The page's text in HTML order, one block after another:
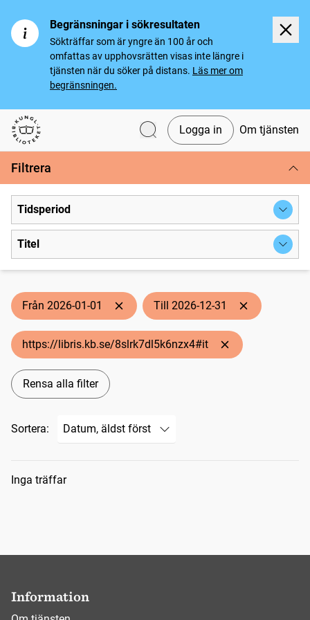
Begränsningar i sökresultaten
Sökträffar som är yngre än 100 år och
omfattas av upphovsrätten visas inte längre i
tjänsten när du söker på distans. Läs mer om
begränsningen.
Svenska tidningar
Logga in Om tjänsten
Filtrera
Tidsperiod
Titel
Från 2026-01-01 Till 2026-12-31
https://libris.kb.se/8slrk7dl5k6nzx4#it
Rensa alla filter
Sortera:
Sökresultat
Inga träffar
Information